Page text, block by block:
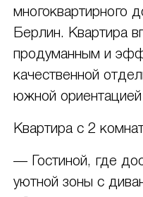
многоквартирного
Берлин. Квартира
продуманным и
качественной
южной
Квартира с 2
— Гостиной, где
уютной зоны с